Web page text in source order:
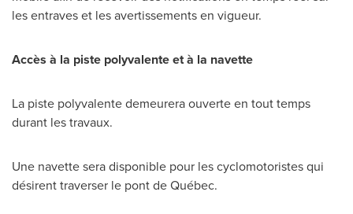
les entraves et les avertissements en vigueur.
Accès à la piste polyvalente et à la navette
La piste polyvalente demeurera ouverte en tout temps
durant les travaux.
Une navette sera disponible pour les cyclomotoristes qui
désirent traverser le pont de Québec.